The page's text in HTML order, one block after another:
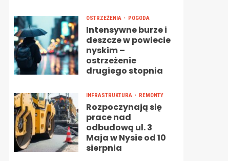
OSTRZEŻENIA POGODA
Intensywne burze i
deszcze w powiecie
nyskim –
ostrzeżenie
drugiego stopnia
INFRASTRUKTURA REMONTY
Rozpoczynają się
prace nad
odbudową ul. 3
Maja w Nysie od 10
sierpnia